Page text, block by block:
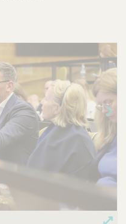
hste
s
Bild